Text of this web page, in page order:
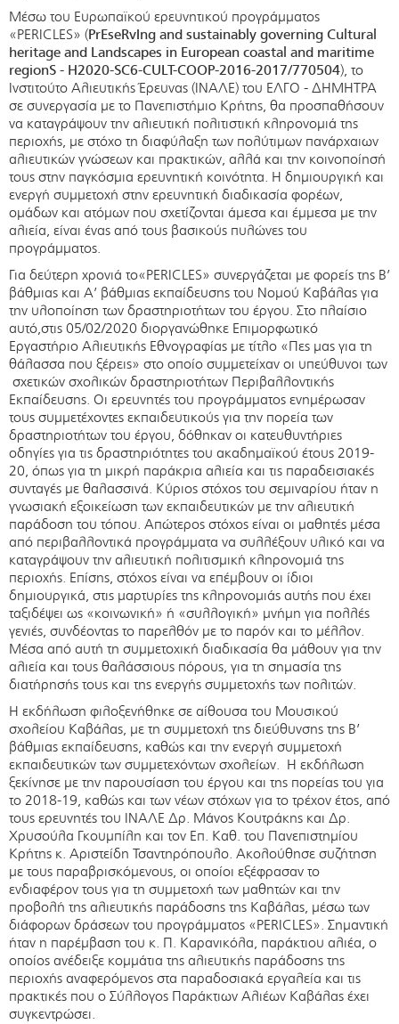
Μέσω του Ευρωπαϊκού ερευνητικού προγράμματος
«PERICLES» (PrEseRvIng and sustainably governing Cultural
heritage and Landscapes in European coastal and maritime
regionS - H2020-SC6-CULT-COOP-2016-2017/770504), το
Ινστιτούτο Αλιευτικής Έρευνας (ΙΝΑΛΕ) του ΕΛΓΟ - ΔΗΜΗΤΡΑ
σε συνεργασία με το Πανεπιστήμιο Κρήτης, θα προσπαθήσουν
να καταγράψουν την αλιευτική πολιτιστική κληρονομιά της
περιοχής, με στόχο τη διαφύλαξη των πολύτιμων πανάρχαιων
αλιευτικών γνώσεων και πρακτικών, αλλά και την κοινοποίησή
τους στην παγκόσμια ερευνητική κοινότητα. Η δημιουργική και
ενεργή συμμετοχή στην ερευνητική διαδικασία φορέων,
ομάδων και ατόμων που σχετίζονται άμεσα και έμμεσα με την
αλιεία, είναι ένας από τους βασικούς πυλώνες του
προγράμματος.
Για δεύτερη χρονιά το«PERICLES» συνεργάζεται με φορείς της Β’
βάθμιας και Α’ βάθμιας εκπαίδευσης του Νομού Καβάλας για
την υλοποίηση των δραστηριοτήτων του έργου. Στο πλαίσιο
αυτό,στις 05/02/2020 διοργανώθηκε Επιμορφωτικό
Εργαστήριο Αλιευτικής Εθνογραφίας με τίτλο «Πες μας για τη
θάλασσα που ξέρεις» στο οποίο συμμετείχαν οι υπεύθυνοι των
σχετικών σχολικών δραστηριοτήτων Περιβαλλοντικής
Εκπαίδευσης. Οι ερευνητές του προγράμματος ενημέρωσαν
τους συμμετέχοντες εκπαιδευτικούς για την πορεία των
δραστηριοτήτων του έργου, δόθηκαν οι κατευθυντήριες
οδηγίες για τις δραστηριότητες του ακαδημαϊκού έτους 2019-
20, όπως για τη μικρή παράκρια αλιεία και τις παραδεισιακές
συνταγές με θαλασσινά. Κύριος στόχος του σεμιναρίου ήταν η
γνωσιακή εξοικείωση των εκπαιδευτικών με την αλιευτική
παράδοση του τόπου. Απώτερος στόχος είναι οι μαθητές μέσα
από περιβαλλοντικά προγράμματα να συλλέξουν υλικό και να
καταγράψουν την αλιευτική πολιτισμική κληρονομιά της
περιοχής. Επίσης, στόχος είναι να επέμβουν οι ίδιοι
δημιουργικά, στις μαρτυρίες της κληρονομιάς αυτής που έχει
ταξιδέψει ως «κοινωνική» ή «συλλογική» μνήμη για πολλές
γενιές, συνδέοντας το παρελθόν με το παρόν και το μέλλον.
Μέσα από αυτή τη συμμετοχική διαδικασία θα μάθουν για την
αλιεία και τους θαλάσσιους πόρους, για τη σημασία της
διατήρησής τους και της ενεργής συμμετοχής των πολιτών.
Η εκδήλωση φιλοξενήθηκε σε αίθουσα του Μουσικού
σχολείου Καβάλας, με τη συμμετοχή της διεύθυνσης της Β’
βάθμιας εκπαίδευσης, καθώς και την ενεργή συμμετοχή
εκπαιδευτικών των συμμετεχόντων σχολείων. Η εκδήλωση
ξεκίνησε με την παρουσίαση του έργου και της πορείας του για
το 2018-19, καθώς και των νέων στόχων για το τρέχον έτος, από
τους ερευνητές του ΙΝΑΛΕ Δρ. Μάνος Κουτράκης και Δρ.
Χρυσούλα Γκουμπίλη και τον Επ. Καθ. του Πανεπιστημίου
Κρήτης κ. Αριστείδη Τσαντηρόπουλο. Ακολούθησε συζήτηση
με τους παραβρισκόμενους, οι οποίοι εξέφρασαν το
ενδιαφέρον τους για τη συμμετοχή των μαθητών και την
προβολή της αλιευτικής παράδοσης της Καβάλας, μέσω των
διάφορων δράσεων του προγράμματος «PERICLES». Σημαντική
ήταν η παρέμβαση του κ. Π. Καρανικόλα, παράκτιου αλιέα, ο
οποίος ανέδειξε κομμάτια της αλιευτικής παράδοσης της
περιοχής αναφερόμενος στα παραδοσιακά εργαλεία και τις
πρακτικές που ο Σύλλογος Παράκτιων Αλιέων Καβάλας έχει
συγκεντρώσει.